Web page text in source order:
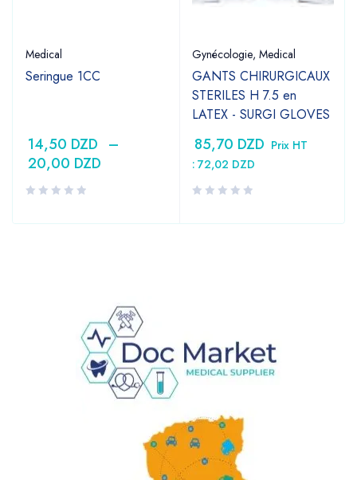
Medical
Seringue 1CC
14,50 DZD –
20,00 DZD
Gynécologie, Medical
GANTS CHIRURGICAUX
STERILES H 7.5 en
LATEX - SURGI GLOVES
85,70 DZD Prix HT
: 72,02 DZD